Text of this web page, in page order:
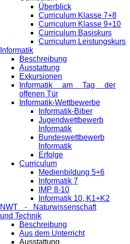
Überblick
Curriculum Klasse 7+8
Curriculum Klasse 9+10
Curriculum Basiskurs
Curriculum Leistungskurs
Informatik
Beschreibung
Ausstattung
Exkursionen
Informatik am Tag der
offenen Tür
Informatik-Wettbewerbe
Informatik-Biber
Jugendwettbewerb
Informatik
Bundeswettbewerb
Informatik
Erfolge
Curriculum
Medienbildung 5+6
Informatik 7
IMP 8-10
Informatik 10, K1+K2
NWT - Naturwissenschaft
und Technik
Beschreibung
Aus dem Unterricht
Ausstattung